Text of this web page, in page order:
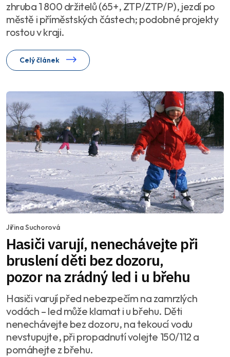
zhruba 1 800 držitelů (65+, ZTP/ZTP/P), jezdí po
městě i příměstských částech; podobné projekty
rostou v kraji.
Celý článek
Jiřina Suchorová
Hasiči varují, nenechávejte při
bruslení děti bez dozoru,
pozor na zrádný led i u břehu
Hasiči varují před nebezpečím na zamrzlých
vodách – led může klamat i u břehu. Děti
nenechávejte bez dozoru, na tekoucí vodu
nevstupujte, při propadnutí volejte 150/112 a
pomáhejte z břehu.